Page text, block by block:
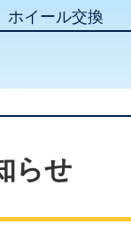
ホイール交換
らせ